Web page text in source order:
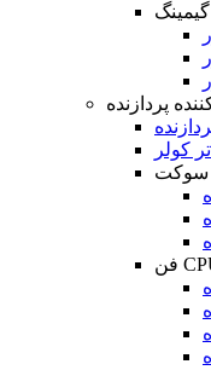
گیمینگ
پردازنده
سوکت